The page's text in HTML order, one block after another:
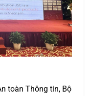
toàn Thông tin, Bộ